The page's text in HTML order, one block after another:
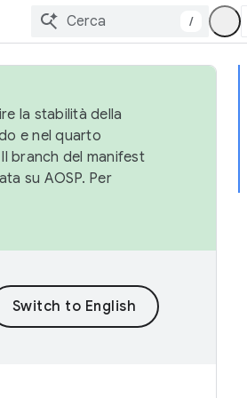
/
la stabilità della
e nel quarto
Il branch del manifest
su AOSP. Per